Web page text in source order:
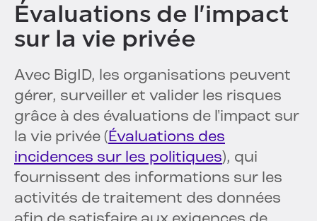
Évaluations de l'impact
sur la vie privée
Avec BigID, les organisations peuvent
gérer, surveiller et valider les risques
grâce à des évaluations de l'impact sur
la vie privée (Évaluations des
incidences sur les politiques), qui
fournissent des informations sur les
activités de traitement des données